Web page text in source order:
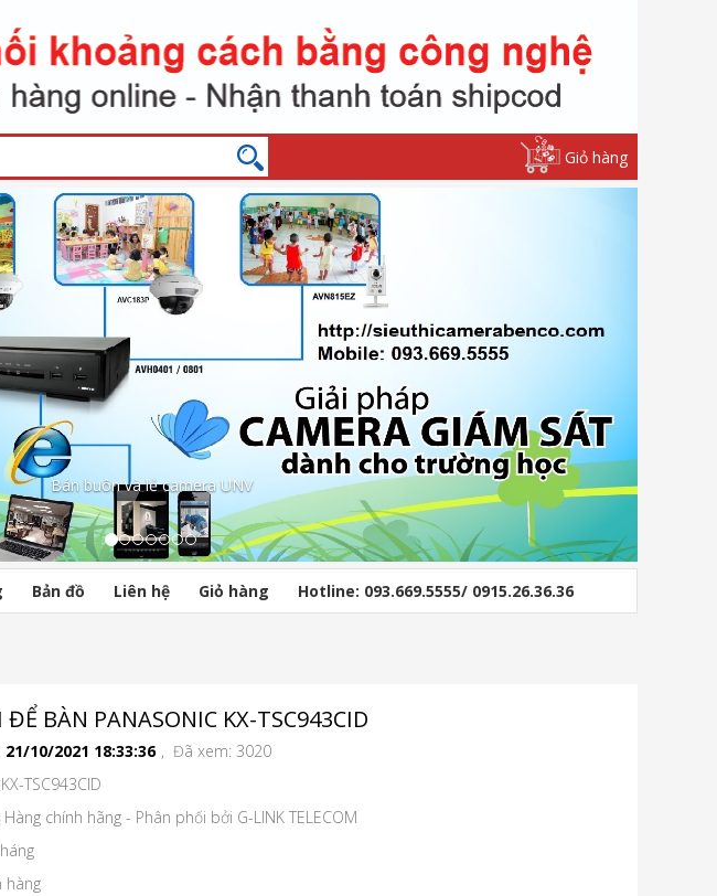
Giỏ hàng
Máy dò kim loại cầm tay
Bản đồ Liên hệ Giỏ hàng Hotline: 093.669.5555/ 0915.26.36.36
BÀN PANASONIC KX-TSC943CID
21/10/2021 18:33:36 , Đã xem: 3020
KX-TSC943CID
chính hãng - Phân phối bởi G-LINK TELECOM
hàng